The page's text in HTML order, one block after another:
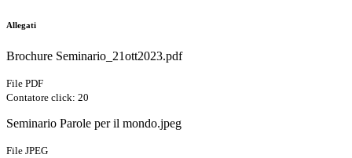
Allegati
Brochure Seminario_21ott2023.pdf
File PDF
Contatore click: 20
Seminario Parole per il mondo.jpeg
File JPEG